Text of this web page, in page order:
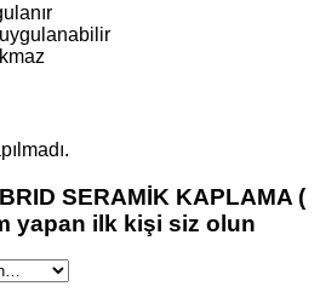
SERAMİK KAPLAMA (
yapan ilk kişi siz olun